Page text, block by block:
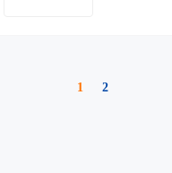
1 2